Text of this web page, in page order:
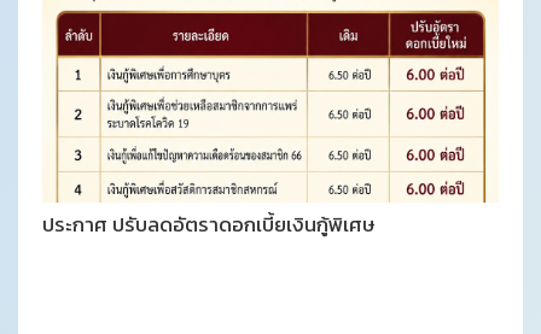
ประกาศ ปรับลดอัตราดอกเบี้ยเงินกู้พิเศษ